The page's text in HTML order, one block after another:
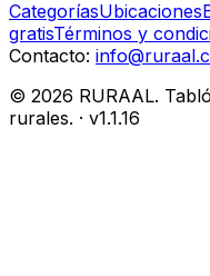
CategoríasUbicaciones
gratisTérminos y
Contacto:
© 2026 RURAAL.
rurales. · v1.1.16